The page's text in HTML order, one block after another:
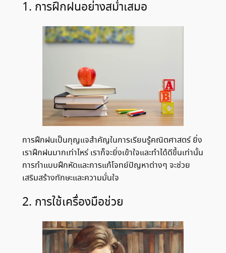
1. การฝึกฝนอย่างสม่ำเสมอ
การฝึกฝนเป็นกุญแจสำคัญในการเรียนรู้คณิตศาสตร์ ยิ่ง
เราฝึกฝนมากเท่าไหร่ เราก็จะยิ่งเข้าใจและทำได้ดีขึ้นเท่านั้น
การทำแบบฝึกหัดและการแก้โจทย์ปัญหาต่างๆ จะช่วย
เสริมสร้างทักษะและความมั่นใจ
2. การใช้เครื่องมือช่วย